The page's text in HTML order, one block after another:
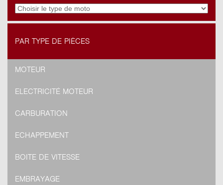
PAR TYPE DE PIÈCES
MOTEUR
ELECTRICITÉ MOTEUR
CARBURATION
ECHAPPEMENT
BOITE DE VITESSE
EMBRAYAGE